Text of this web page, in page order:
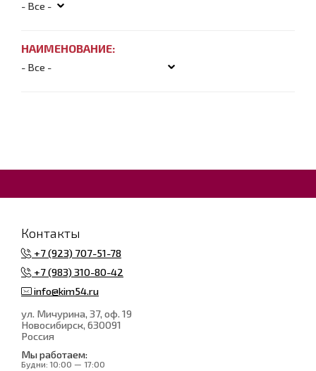
НАИМЕНОВАНИЕ:
Контакты
+7 (923) 707-51-78
+7 (983) 310-80-42
info@kim54.ru
ул. Мичурина, 37, оф. 19
Новосибирск, 630091
Россия
Мы работаем:
Будни: 10:00 — 17:00